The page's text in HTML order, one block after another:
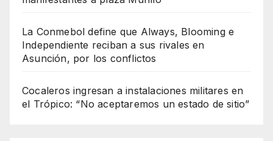
La Conmebol define que Always, Blooming e
Independiente reciban a sus rivales en
Asunción, por los conflictos
Cocaleros ingresan a instalaciones militares en
el Trópico: “No aceptaremos un estado de sitio”